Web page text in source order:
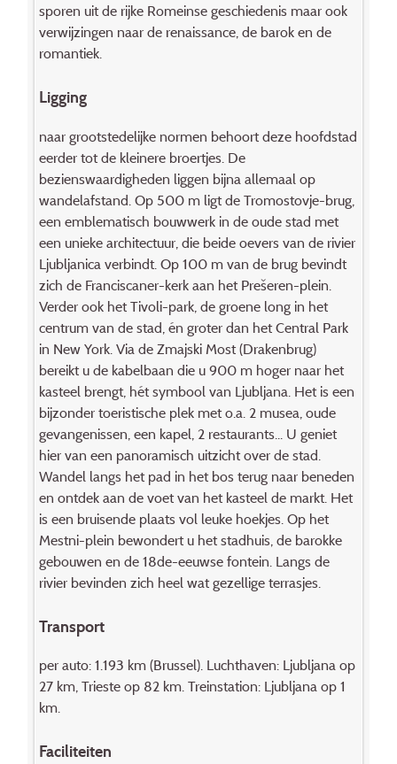
sporen uit de rijke Romeinse geschiedenis maar ook
verwijzingen naar de renaissance, de barok en de
romantiek.
Ligging
naar grootstedelijke normen behoort deze hoofdstad
eerder tot de kleinere broertjes. De
bezienswaardigheden liggen bijna allemaal op
wandelafstand. Op 500 m ligt de Tromostovje-brug,
een emblematisch bouwwerk in de oude stad met
een unieke architectuur, die beide oevers van de rivier
Ljubljanica verbindt. Op 100 m van de brug bevindt
zich de Franciscaner-kerk aan het Prešeren-plein.
Verder ook het Tivoli-park, de groene long in het
centrum van de stad, én groter dan het Central Park
in New York. Via de Zmajski Most (Drakenbrug)
bereikt u de kabelbaan die u 900 m hoger naar het
kasteel brengt, hét symbool van Ljubljana. Het is een
bijzonder toeristische plek met o.a. 2 musea, oude
gevangenissen, een kapel, 2 restaurants... U geniet
hier van een panoramisch uitzicht over de stad.
Wandel langs het pad in het bos terug naar beneden
en ontdek aan de voet van het kasteel de markt. Het
is een bruisende plaats vol leuke hoekjes. Op het
Mestni-plein bewondert u het stadhuis, de barokke
gebouwen en de 18de-eeuwse fontein. Langs de
rivier bevinden zich heel wat gezellige terrasjes.
Transport
per auto: 1.193 km (Brussel). Luchthaven: Ljubljana op
27 km, Trieste op 82 km. Treinstation: Ljubljana op 1
km.
Faciliteiten